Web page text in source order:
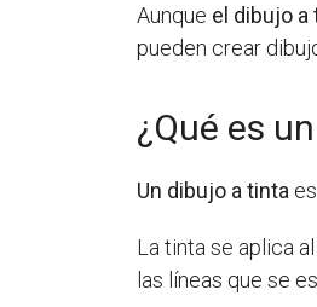
Aunque el dibujo a
pueden crear
¿Qué es
Un dibujo a tinta
La tinta se aplica
las líneas que se